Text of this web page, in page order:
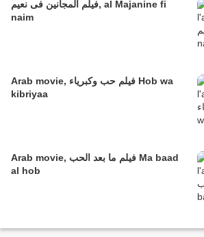
فيلم المجانين فى نعيم, al Majanine fi
naim
Arab movie, فيلم حب وكبرياء Hob wa
kibriyaa
Arab movie, فيلم ما بعد الحب Ma baad
al hob